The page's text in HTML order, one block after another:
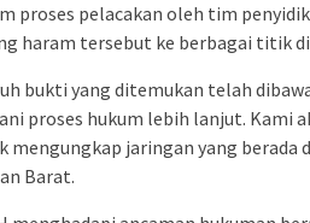
proses pelacakan oleh tim
haram tersebut ke berbagai titik di
bukti yang ditemukan telah
proses hukum lebih lanjut. Kami
jaringan yang berada
Barat.